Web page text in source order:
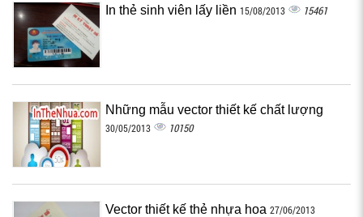
In thẻ sinh viên lấy liền 15/08/2013 15461
Những mẫu vector thiết kế chất lượng
30/05/2013 10150
Vector thiết kế thẻ nhựa hoa 27/06/2013